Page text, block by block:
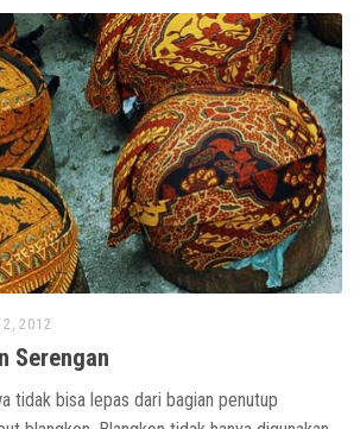
2012
Serengan
tidak bisa lepas dari bagian penutup